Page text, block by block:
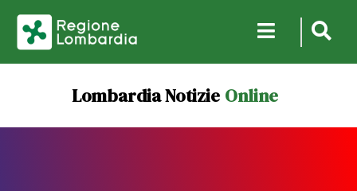
Lombardia Notizie Online